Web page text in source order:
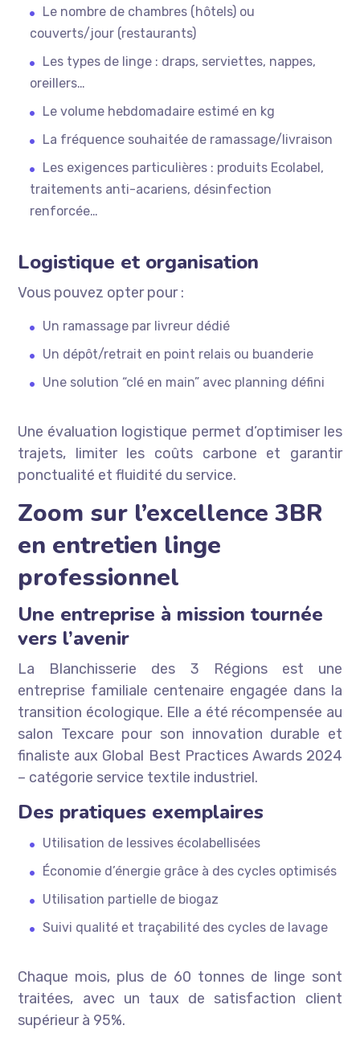
Le nombre de chambres (hôtels) ou
couverts/jour (restaurants)
Les types de linge : draps, serviettes, nappes,
oreillers…
Le volume hebdomadaire estimé en kg
La fréquence souhaitée de ramassage/livraison
Les exigences particulières : produits Ecolabel,
traitements anti-acariens, désinfection
renforcée…
Logistique et organisation
Vous pouvez opter pour :
Un ramassage par livreur dédié
Un dépôt/retrait en point relais ou buanderie
Une solution “clé en main” avec planning défini
Une évaluation logistique permet d’optimiser les
trajets, limiter les coûts carbone et garantir
ponctualité et fluidité du service.
Zoom sur l’excellence 3BR
en entretien linge
professionnel
Une entreprise à mission tournée
vers l’avenir
La Blanchisserie des 3 Régions est une
entreprise familiale centenaire engagée dans la
transition écologique. Elle a été récompensée au
salon Texcare pour son innovation durable et
finaliste aux Global Best Practices Awards 2024
– catégorie service textile industriel.
Des pratiques exemplaires
Utilisation de lessives écolabellisées
Économie d’énergie grâce à des cycles optimisés
Utilisation partielle de biogaz
Suivi qualité et traçabilité des cycles de lavage
Chaque mois, plus de 60 tonnes de linge sont
traitées, avec un taux de satisfaction client
supérieur à 95%.